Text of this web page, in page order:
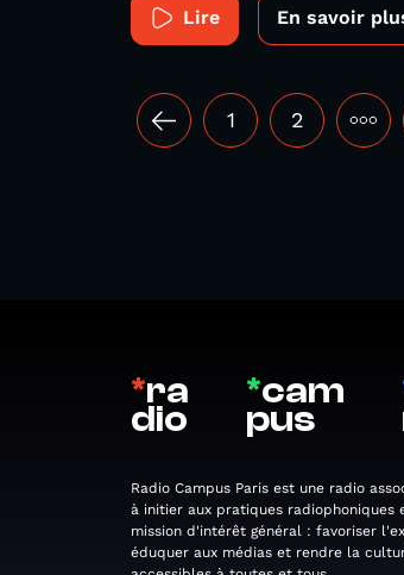
Lire En savoir
1 2 •••
*ra
dio
*cam
pus
Radio Campus Paris est une radio
à initier aux pratiques radiophoniques
mission d'intérêt général : favoriser
éduquer aux médias et rendre la